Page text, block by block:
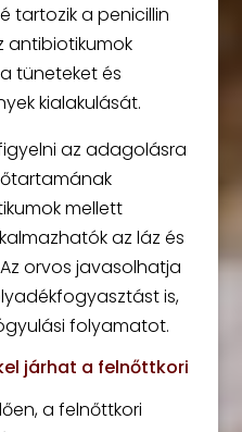
tartozik a penicillin
antibiotikumok
tüneteket és
kialakulását.
az adagolásra
mellett
az láz és
orvos javasolhatja
is,
folyamatot.
járhat a felnőttkori
a felnőttkori